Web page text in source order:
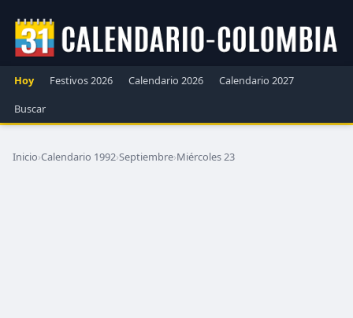
Hoy Festivos 2026 Calendario 2026
Calendario 2027
Buscar
Inicio›Calendario 1992›Septiembre›Miércoles 23